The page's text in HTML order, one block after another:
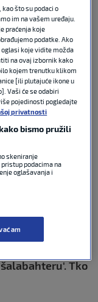
kolu Bundeslige
je bila
Kaminski.
je veša
Tko
što su podaci o
im na vašem uređaju.
praćenja koje
podatke. Ako
oglasi koje vidite možda
na ovaj izbornik kako
kojem trenutku klikom
[ili plutajuće ikone u
Vaši će se odabiri
pojedinosti pogledajte
privatnosti
bismo pružili
skeniranje
podacima na
oglašavanja i